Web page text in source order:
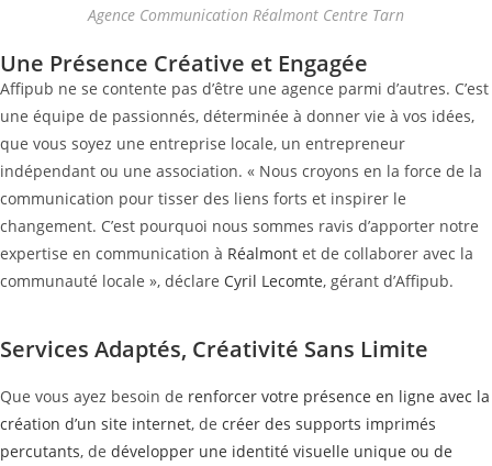
Agence Communication Réalmont Centre Tarn
Une Présence Créative et Engagée
Affipub ne se contente pas d’être une agence parmi d’autres. C’est
une équipe de passionnés, déterminée à donner vie à vos idées,
que vous soyez une entreprise locale, un entrepreneur
indépendant ou une association. « Nous croyons en la force de la
communication pour tisser des liens forts et inspirer le
changement. C’est pourquoi nous sommes ravis d’apporter notre
expertise en communication à Réalmont et de collaborer avec la
communauté locale », déclare Cyril Lecomte, gérant d’Affipub.
Services Adaptés, Créativité Sans Limite
Que vous ayez besoin de renforcer votre présence en ligne avec la
création d’un site internet, de créer des supports imprimés
percutants, de développer une identité visuelle unique ou de